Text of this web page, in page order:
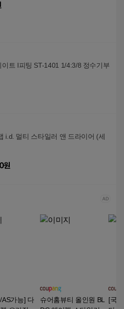
트 I피팅 ST-1401 1/4:3/8 정수기부
i.d. 멀티 스타일러 앤 드라이어 (세
원
AS가능] 다
슈어홈뷰티 올인원 BL
[국